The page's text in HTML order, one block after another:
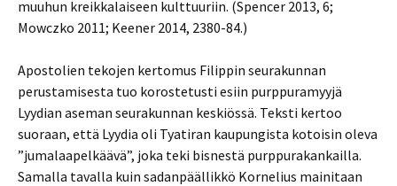
muuhun kreikkalaiseen kulttuuriin. (Spencer 2013, 6;
Mowczko 2011; Keener 2014, 2380-84.)
Apostolien tekojen kertomus Filippin seurakunnan
perustamisesta tuo korostetusti esiin purppuramyyjä
Lyydian aseman seurakunnan keskiössä. Teksti kertoo
suoraan, että Lyydia oli Tyatiran kaupungista kotoisin oleva
”jumalaapelkäävä”, joka teki bisnestä purppurakankailla.
Samalla tavalla kuin sadanpäällikkö Kornelius mainitaan